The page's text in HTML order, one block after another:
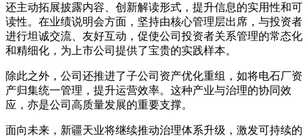
还主动拓展披露内容、创新解读形式，提升信息的实用性和可
读性。在业绩说明会方面，坚持由核心管理层出席，与投资者
进行坦诚交流、友好互动，促使公司投资者关系管理的常态化
和精细化，为上市公司提供了宝贵的实践样本。
除此之外，公司还推进了子公司资产优化重组，如将电石厂资
产归集统一管理，提升运营效率。这种产业与治理的协同效
应，亦是公司高质量发展的重要支撑。
面向未来，新疆天业将继续推动治理体系升级，激发可持续的